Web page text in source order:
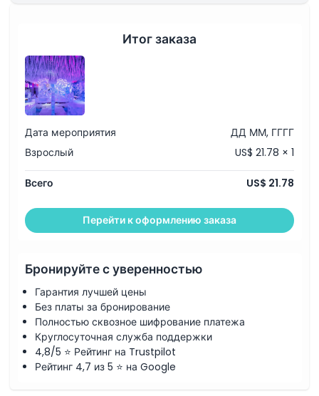
Вещи, которые нужно знать
Местоположение
Как воспользоваться
Политика отмены
Итог заказа
Дата мероприятия
ДД ММ, ГГГГ
Взрослый
US$ 21.78 × 1
Всего US$ 21.78
Перейти к оформлению заказа
Бронируйте с уверенностью
Гарантия лучшей цены
Без платы за бронирование
Полностью сквозное шифрование платежа
Круглосуточная служба поддержки
4,8/5 ⭐ Рейтинг на Trustpilot
Рейтинг 4,7 из 5 ⭐ на Google